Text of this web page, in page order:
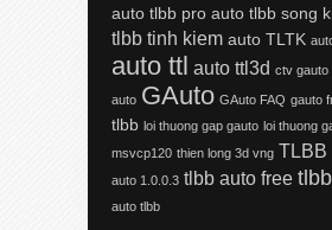
auto tlbb pro auto tlbb song
tlbb tinh kiem auto TLTK
auto ttl auto ttl3d ctv gauto
auto GAuto GAuto FAQ gauto
tlbb loi thuong gap gauto loi thuong
msvcp120 thien long 3d vng TLBB
auto 1.0.0.3 tlbb auto free
auto tlbb